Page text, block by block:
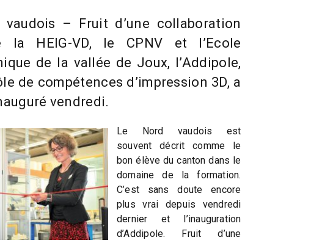
vaudois – Fruit d’une collaboration
la HEIG-VD, le CPNV et l’Ecole
de la vallée de Joux, l’Addipole,
de compétences d’impression 3D, a
vendredi.
Le Nord vaudois est
souvent décrit comme le
bon élève du canton dans le
domaine de la formation.
C’est sans doute encore
plus vrai depuis vendredi
dernier et l’inauguration
d’Addipole. Fruit d’une